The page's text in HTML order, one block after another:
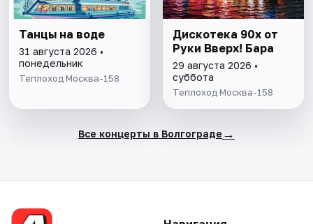
Танцы на воде
31 августа 2026 •
понедельник
Теплоход Москва-158
Дискотека 90х от
Руки Вверх! Бара
29 августа 2026 •
суббота
Теплоход Москва-158
Все концерты в Волгограде →